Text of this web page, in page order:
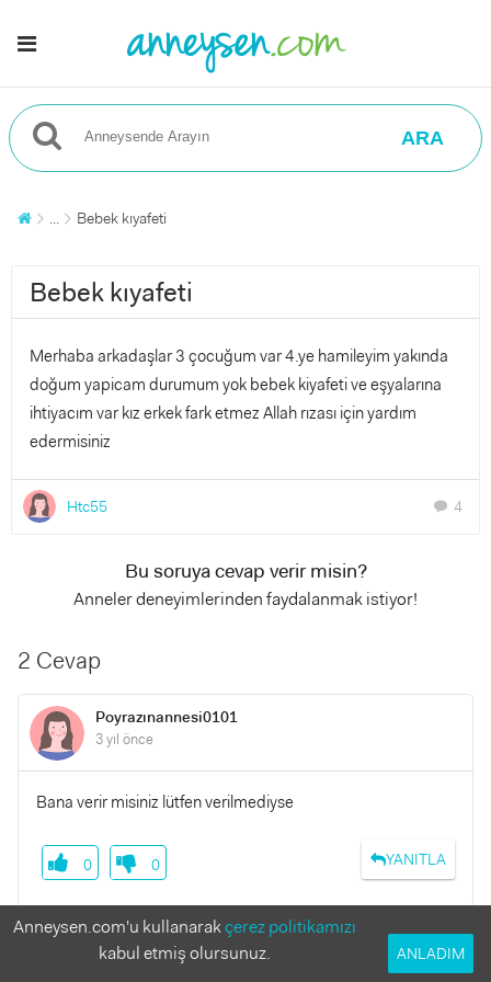
ARA
... Bebek kıyafeti
Bebek kıyafeti
Merhaba arkadaşlar 3 çocuğum var 4.ye hamileyim yakında
doğum yapicam durumum yok bebek kiyafeti ve eşyalarına
ihtiyacım var kız erkek fark etmez Allah rızası için yardım
edermisiniz
Htc55 chat 4
Bu soruya cevap verir misin?
Anneler deneyimlerinden faydalanmak istiyor!
2 Cevap
Poyrazınannesi0101
3 yıl önce
Bana verir misiniz lütfen verilmediyse
YANITLA
0 0
aydinkaankemal
Anneysen.com'u kullanarakçerez politikamızı
kabul etmiş olursunuz.
ANLADIM